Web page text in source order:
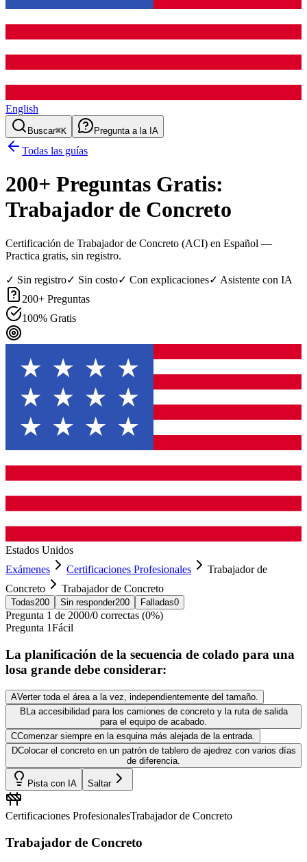
English
Buscar⌘K Pregunta a la IA
Todas las guías
200+ Preguntas Gratis:
Trabajador de Concreto
Certificación de Trabajador de Concreto (ACI) en Español —
Practica gratis, sin registro.
✓ Sin registro✓ Sin costo✓ Con explicaciones✓ Asistente con IA
200+ Preguntas
100% Gratis
Estados Unidos
Exámenes
Certificaciones Profesionales
Trabajador de
Concreto
Trabajador de Concreto
Todas200 Sin responder200 Falladas0
Pregunta 1 de 2000/0 correctas (0%)
Pregunta 1Fácil
La planificación de la secuencia de colado para una
losa grande debe considerar:
AVerter toda el área a la vez, independientemente del tamaño.
B La accesibilidad para los camiones de concreto y la ruta de salida
para el equipo de acabado.
CComenzar siempre en la esquina más alejada de la entrada.
DColocar el concreto en un patrón de tablero de ajedrez con varios días
de diferencia.
Pista con IA Saltar
Certificaciones ProfesionalesTrabajador de Concreto
Trabajador de Concreto